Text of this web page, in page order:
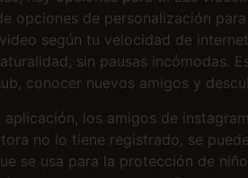
opciones de personalización
según tu velocidad de
sin pausas incómodas.
conocer nuevos amigos y
los amigos de
no lo tiene registrado, se
se usa para la protección de